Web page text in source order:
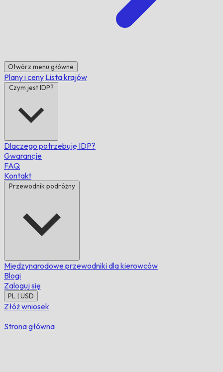
Otwórz menu główne
Plany i ceny Lista krajów
Czym jest IDP?
Dlaczego potrzebuję IDP?
Gwarancje
FAQ
Kontakt
Przewodnik podróżny
Międzynarodowe przewodniki dla kierowców
Blogi
Zaloguj się
PL | USD
Złóż wniosek
Strona główna